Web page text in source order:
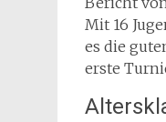
Mit 16
es die
erste